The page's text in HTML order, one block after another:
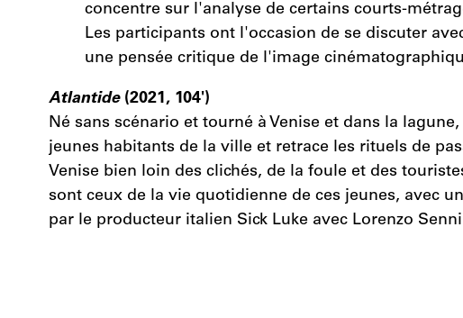
concentre sur l'analyse de certains courts-
Les participants ont l'occasion de se discuter
une pensée critique de l'image
Atlantide(2021, 104')
Né sans scénario et tourné à Venise et dans la lagune,
jeunes habitants de la ville et retrace les rituels de
Venise bien loin des clichés, de la foule et des
sont ceux de la vie quotidienne de ces jeunes, avec
par le producteur italien Sick Luke avec Lorenzo